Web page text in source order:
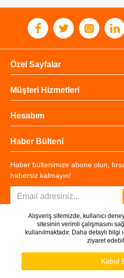
Özel Sayfalar
Müşteri Hizmetleri
Hesabım
Haber Bülteni
Haber bültenimize abone olun,
habersiz kalmayın!
Copyright © 2025 -
Alışveriş sitemizde, kullanıcı
sitesinin verimli çalışmasını
kullanılmaktadır. Daha detaylı bilgi
ziyaret
Kabul
Ürünleri